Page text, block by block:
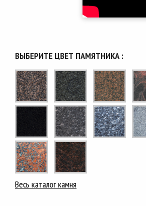
ВЫБЕРИТЕ ЦВЕТ ПАМЯТНИКА :
Весь каталог камня